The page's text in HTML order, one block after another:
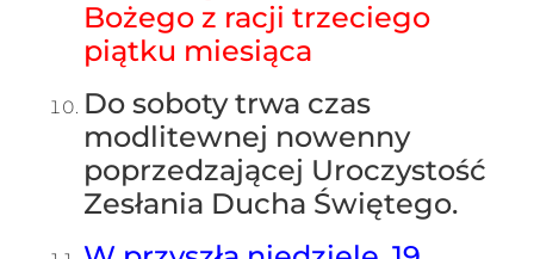
Bożego z racji trzeciego
piątku miesiąca
Do soboty trwa czas
modlitewnej nowenny
poprzedzającej Uroczystość
Zesłania Ducha Świętego.